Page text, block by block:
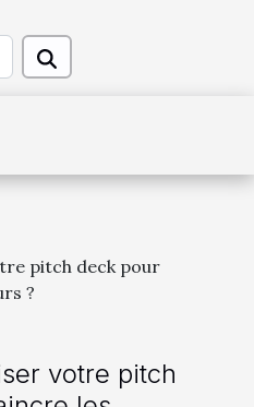
pitch deck pour
?
votre pitch